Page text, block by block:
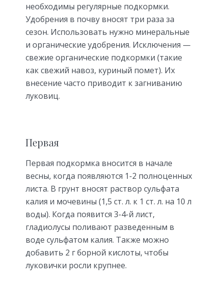
необходимы регулярные подкормки.
Удобрения в почву вносят три раза за
сезон. Использовать нужно минеральные
и органические удобрения. Исключения —
свежие органические подкормки (такие
как свежий навоз, куриный помет). Их
внесение часто приводит к загниванию
луковиц.
Первая
Первая подкормка вносится в начале
весны, когда появляются 1-2 полноценных
листа. В грунт вносят раствор сульфата
калия и мочевины (1,5 ст. л. к 1 ст. л. на 10 л
воды). Когда появится 3-4-й лист,
гладиолусы поливают разведенным в
воде сульфатом калия. Также можно
добавить 2 г борной кислоты, чтобы
луковички росли крупнее.